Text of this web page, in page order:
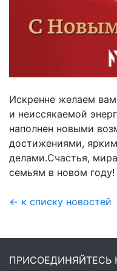
Искренне желаем
и неиссякаемой
наполнен новыми
достижениями,
делами.Счастья,
семьям в новом году!
← к списку новостей
ПРИСОЕДИНЯЙТЕСЬ